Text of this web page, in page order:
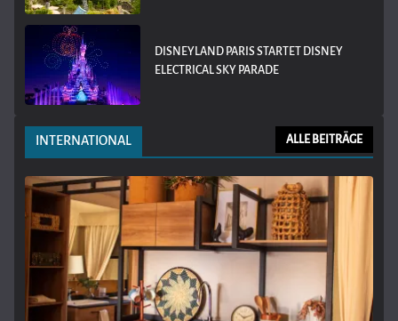
DISNEYLAND PARIS STARTET DISNEY
ELECTRICAL SKY PARADE
INTERNATIONAL ALLE BEITRÄGE